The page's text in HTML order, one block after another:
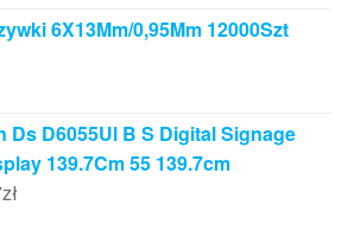
6X13Mm/0,95Mm 12000Szt
Ds D6055Ul B S Digital Signage
139.7Cm 55 139.7cm
zł